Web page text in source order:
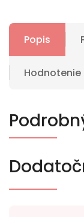
Popis
Hodnotenie